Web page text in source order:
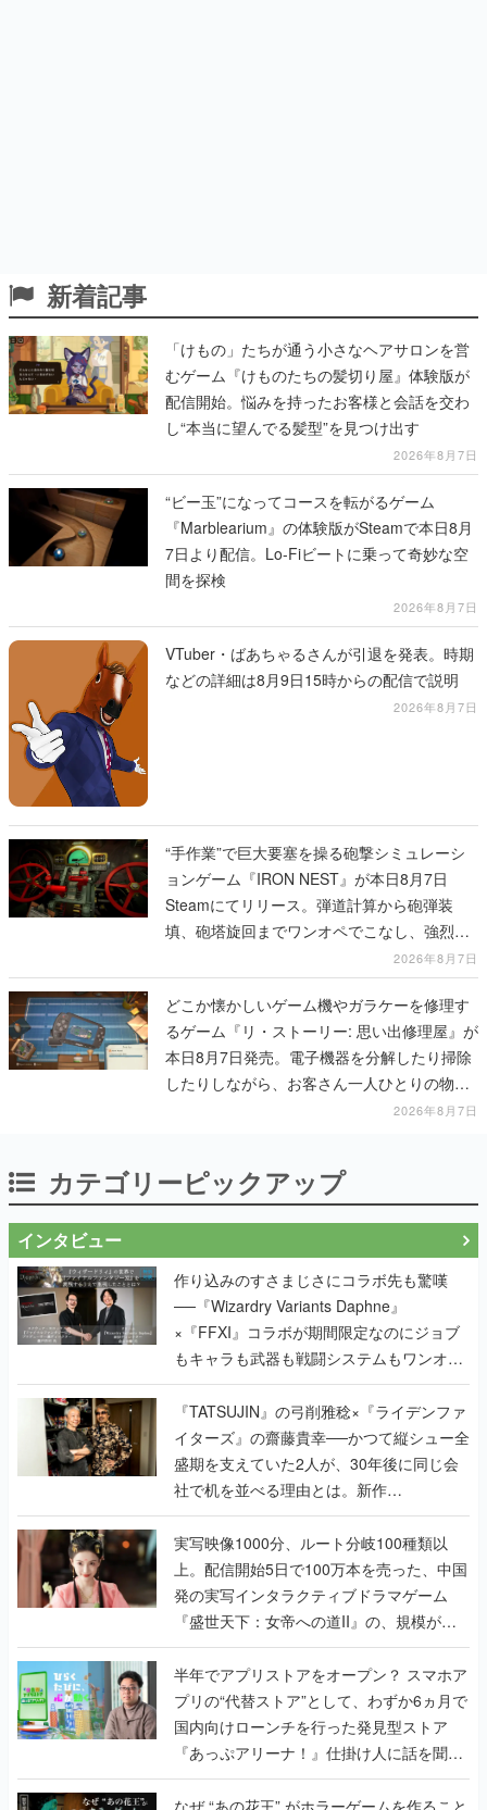
新着記事
「けもの」たちが通う小さなヘアサロンを営
むゲーム『けものたちの髪切り屋』体験版が
配信開始。悩みを持ったお客様と会話を交わ
し“本当に望んでる髪型”を見つけ出す
2026年8月7日
“ビー玉”になってコースを転がるゲーム
『Marblearium』の体験版がSteamで本日8月
7日より配信。Lo-Fiビートに乗って奇妙な空
間を探検
2026年8月7日
VTuber・ばあちゃるさんが引退を発表。時期
などの詳細は8月9日15時からの配信で説明
2026年8月7日
“手作業”で巨大要塞を操る砲撃シミュレーシ
ョンゲーム『IRON NEST』が本日8月7日
Steamにてリリース。弾道計算から砲弾装
填、砲塔旋回までワンオペでこなし、強烈な
一撃をブチかませるロマンある作品2026年8月7日
どこか懐かしいゲーム機やガラケーを修理す
るゲーム『リ・ストーリー: 思い出修理屋』が
本日8月7日発売。電子機器を分解したり掃除
したりしながら、お客さん一人ひとりの物語
2026年8月7日
カテゴリーピックアップ
インタビュー
作り込みのすさまじさにコラボ先も驚嘆
──『Wizardry Variants Daphne』
×『FFXI』コラボが期間限定なのにジョブ
もキャラも武器も戦闘システムもワンオフ
で作り込まれた理由を両ディレクターに聞
く
『TATSUJIN』の弓削雅稔×『ライデンファ
イターズ』の齋藤貴幸──かつて縦シュー全
盛期を支えていた2人が、30年後に同じ会
社で机を並べる理由とは。新作
『TATSUJIN EXTREME』で初タッグを組
んだレジェンド2人に訊く開発秘話
実写映像1000分、ルート分岐100種類以
上。配信開始5日で100万本を売った、中国
発の実写インタラクティブドラマゲーム
『盛世天下：女帝への道II』の、規模が違
うこだわりをプロデューサーに聞いた
半年でアプリストアをオープン？ スマホア
プリの“代替ストア”として、わずか6ヵ月で
国内向けローンチを行った発見型ストア
『あっぷアリーナ！』仕掛け人に話を聞い
てみた